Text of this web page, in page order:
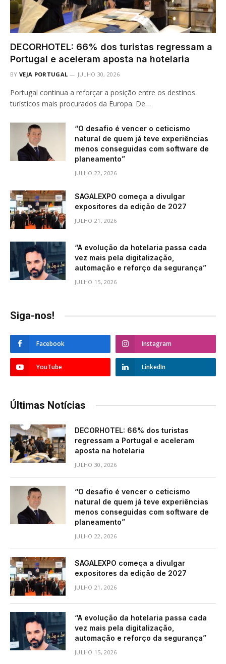
DECORHOTEL: 66% dos turistas regressam a
Portugal e aceleram aposta na hotelaria
BY VEJA PORTUGAL JULHO 30, 2026
Portugal continua a reforçar a posição entre os destinos
turísticos mais procurados da Europa. De…
“O desafio é vencer o ceticismo
natural de quem já teve experiências
menos conseguidas com software de
planeamento”
JULHO 22, 2026
SAGALEXPO começa a divulgar
expositores da edição de 2027
JULHO 21, 2026
“A evolução da hotelaria passa cada
vez mais pela digitalização,
automação e reforço da segurança”
JULHO 15, 2026
Siga-nos!
Facebook Instagram
YouTube LinkedIn
Últimas Notícias
DECORHOTEL: 66% dos turistas
regressam a Portugal e aceleram
aposta na hotelaria
JULHO 30, 2026
“O desafio é vencer o ceticismo
natural de quem já teve experiências
menos conseguidas com software de
planeamento”
JULHO 22, 2026
SAGALEXPO começa a divulgar
expositores da edição de 2027
JULHO 21, 2026
“A evolução da hotelaria passa cada
vez mais pela digitalização,
automação e reforço da segurança”
JULHO 15, 2026